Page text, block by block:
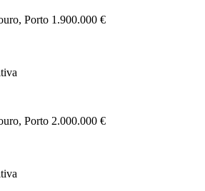
Porto 1.900.000 €
Porto 2.000.000 €